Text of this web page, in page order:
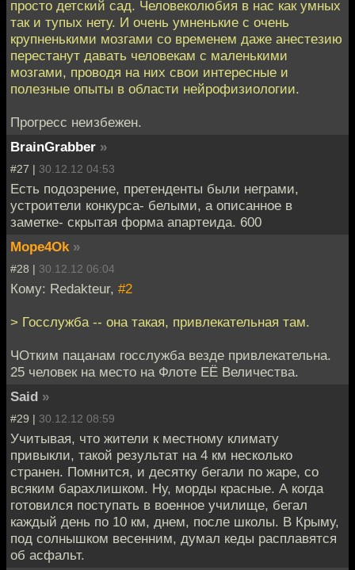
просто детский сад. Человеколюбия в нас как умных
так и тупых нету. И очень умненькие с очень
крупненькими мозгами со временем даже анестезию
перестанут давать человекам с маленькими
мозгами, проводя на них свои интересные и
полезные опыты в области нейрофизиологии.
Прогресс неизбежен.
BrainGrabber »
#27 | 30.12.12 04:53
Есть подозрение, претенденты были неграми,
устроители конкурса- белыми, а описанное в
заметке- скрытая форма апартеида. 600
Mope4Ok »
#28 | 30.12.12 06:04
Кому: Redakteur, #2
> Госслужба -- она такая, привлекательная там.
ЧОтким пацанам госслужба везде привлекательна.
25 человек на место на Флоте ЕЁ Величества.
Said »
#29 | 30.12.12 08:59
Учитывая, что жители к местному климату
привыкли, такой результат на 4 км несколько
странен. Помнится, и десятку бегали по жаре, со
всяким барахлишком. Ну, морды красные. А когда
готовился поступать в военное училище, бегал
каждый день по 10 км, днем, после школы. В Крыму,
под солнышком весенним, думал кеды расплавятся
об асфальт.